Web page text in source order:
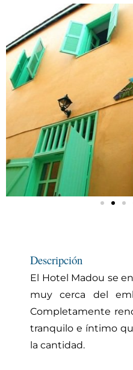
Descripción
El Hotel Madou se
muy cerca del
Completamente
tranquilo e íntimo
la cantidad.